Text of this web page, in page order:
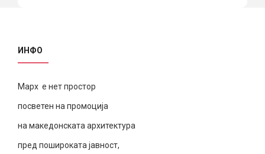
ИНФО
Марх е нет простор
посветен на промоција
на македонската архитектура
пред пошироката јавност,